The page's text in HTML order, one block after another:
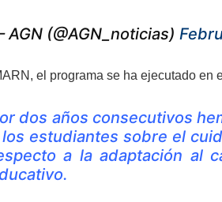
(@AGN_noticias)
el programa se ha ejecutado en
dos años consecutivos
estudiantes sobre el
a la adaptación al